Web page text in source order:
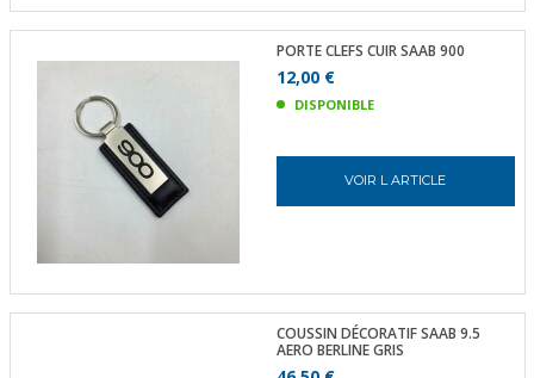
PORTE CLEFS CUIR SAAB 900
12,00 €
DISPONIBLE
VOIR L ARTICLE
COUSSIN DÉCORATIF SAAB 9.5
AERO BERLINE GRIS